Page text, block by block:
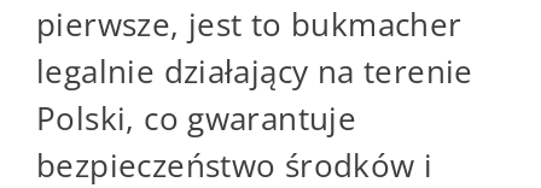
pierwsze, jest to bukmacher
legalnie działający na terenie
Polski, co gwarantuje
bezpieczeństwo środków i